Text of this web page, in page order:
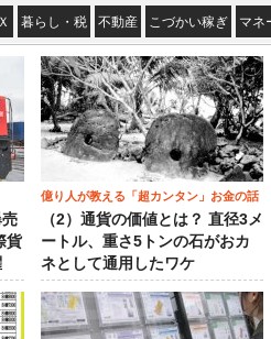
暮らし・税 不動産 こづかい稼ぎ マネ
貨
億り人が教える「超カンタン」お金の話
（2）通貨の価値とは？ 直径3メ
ートル、重さ5トンの石がおカ
ネとして通用したワケ